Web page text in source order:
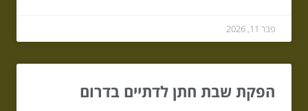
פבר 11, 2026
הפקת שבת חתן לדתיים בדרום